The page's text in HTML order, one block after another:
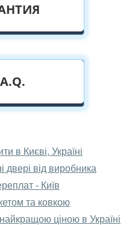
вхідні у нашому
магазин?
в Києві, Україні
двері від виробника
- Київ
та ковкою
ціною в Україні